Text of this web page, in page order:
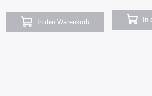
In den Warenkorb In